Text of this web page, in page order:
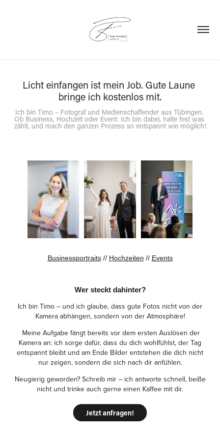
Licht einfangen ist mein Job. Gute Laune
bringe ich kostenlos mit.
Ich bin Timo – Fotograf und Medienschaffender aus Tübingen.
Ob Business, Hochzeit oder Event: Ich bin dabei, halte fest was
zählt, und mach den ganzen Prozess so entspannt wie möglich!
Businessportraits// Hochzeiten // Events
Wer steckt dahinter?
Ich bin Timo – und ich glaube, dass gute Fotos nicht von der
Kamera abhängen, sondern von der Atmosphäre!
Meine Aufgabe fängt bereits vor dem ersten Auslösen der
Kamera an: ich sorge dafür, dass du dich wohlfühlst, der Tag
entspannt bleibt und am Ende Bilder entstehen die dich nicht
nur zeigen, sondern die sich nach dir anfühlen.
Neugierig geworden? Schreib mir – ich antworte schnell, beiße
nicht und trinke auch gerne einen Kaffee mit dir.
Jetzt anfragen!